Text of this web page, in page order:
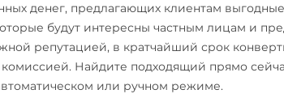
денег, предлагающих клиентам
будут интересны частным лицам и
репутацией, в кратчайший срок
Найдите подходящий прямо
или ручном режиме.